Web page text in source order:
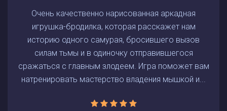
Очень качественно нарисованная аркадная
игрушка-бродилка, которая расскажет нам
историю одного самурая, бросившего вызов
силам тьмы и в одиночку отправившегося
сражаться с главным злодеем. Игра поможет вам
натренировать мастерство владения мышкой и...